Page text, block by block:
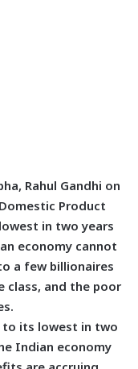
Rahul Gandhi on
Product
in two years
economy cannot
a few billionaires
class, and the poor
to its lowest in two
Indian economy